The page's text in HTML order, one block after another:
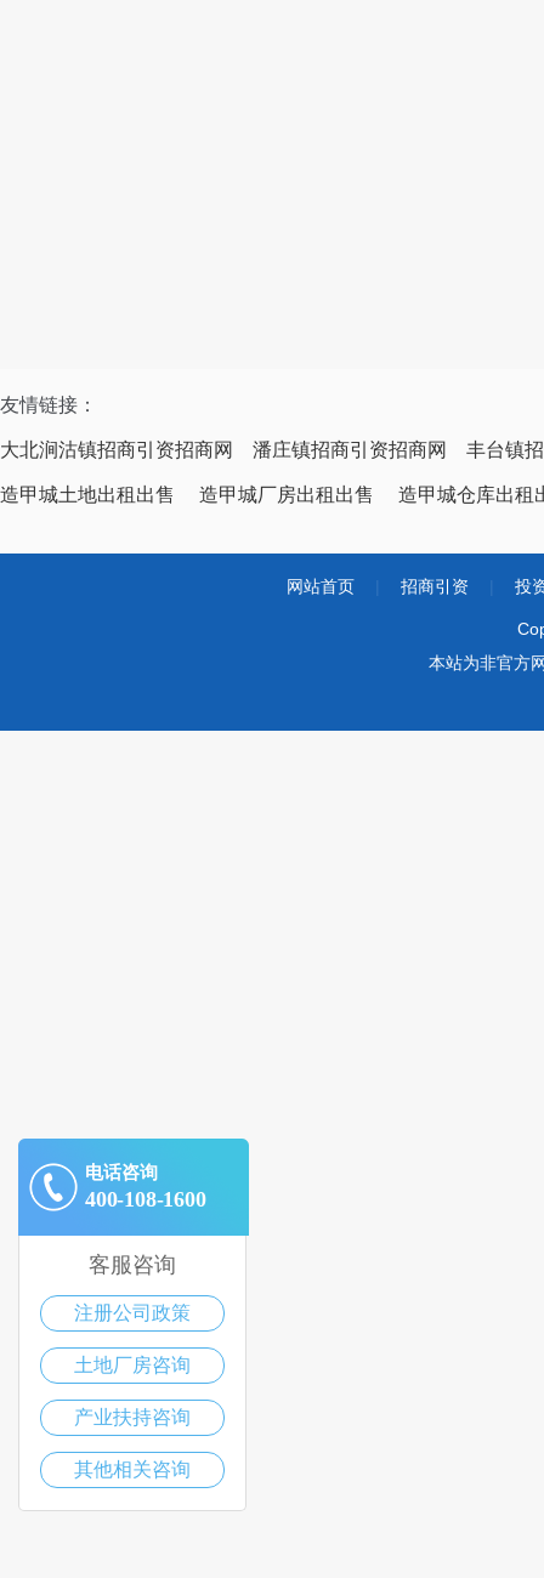
友情链接：
大北涧沽镇招商引资招商网 潘庄镇招商引资招商网 丰台镇
造甲城土地出租出售 造甲城厂房出租出售 造甲城仓库出租
网站首页 招商引资 投
本站为非官方
电话咨询
400-108-1600
客服咨询
注册公司政策
土地厂房咨询
产业扶持咨询
其他相关咨询